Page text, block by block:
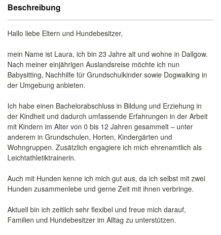
Beschreibung
Hallo liebe Eltern und Hundebesitzer,
mein Name ist Laura, ich bin 23 Jahre alt und wohne in Dallgow.
Nach meiner einjährigen Auslandsreise möchte ich nun
Babysitting, Nachhilfe für Grundschulkinder sowie Dogwalking in
der Umgebung anbieten.
Ich habe einen Bachelorabschluss in Bildung und Erziehung in
der Kindheit und dadurch umfassende Erfahrungen in der Arbeit
mit Kindern im Alter von 0 bis 12 Jahren gesammelt – unter
anderem in Grundschulen, Horten, Kindergärten und
Wohngruppen. Zusätzlich engagiere ich mich ehrenamtlich als
Leichtathletiktrainerin.
Auch mit Hunden kenne ich mich gut aus, da ich selbst mit zwei
Hunden zusammenlebe und gerne Zeit mit ihnen verbringe.
Aktuell bin ich zeitlich sehr flexibel und freue mich darauf,
Familien und Hundebesitzer im Alltag zu unterstützen.